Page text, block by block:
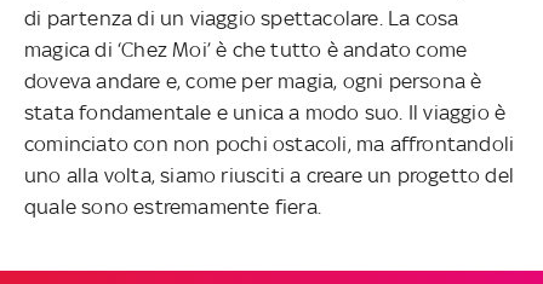
di partenza di un viaggio spettacolare. La cosa
magica di ‘Chez Moi’ è che tutto è andato come
doveva andare e, come per magia, ogni persona è
stata fondamentale e unica a modo suo. Il viaggio è
cominciato con non pochi ostacoli, ma affrontandoli
uno alla volta, siamo riuscitia creare un progetto del
quale sono estremamente fiera.